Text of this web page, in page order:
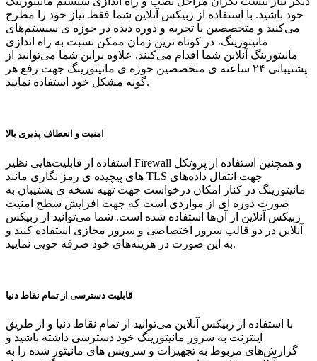
خود باشید. با استفاده از زبیکس آنلاین شما فقط نیاز خود را مطرح
می‌کنید و متخصصین با تجریه و دوره دیده در حوزه ی سیستم‌های
مانیتورینگ، در کوتاه ترین زمان ممکن نسبت به راه اندازی
مانیتورینگ آنلاین شما اقدام می‌کنند. علاوه براین شما می‌توانید از
پشتیبانی ۲۴ ساعته ی متخصصین حوزه ی مانیتورینگ جهت رفع هر
گونه مشکل خود استفاده نمایید.
امنیت و انعطاف پذیری بالا
استفاده از قابلیت‌هایی نظیر Firewall و همچنین استفاده از پروتکل
های پیچیده ی رمز نگاری مانند TLS جهت انتقال داده‌های
مانیتورینگ در کنار امکان درخواست جهت تهیه نسخه ی پشتیبان به
صورت دوره ای از مواردی است که جهت افزایش سطح امنیت
زبیکس آنلاین از آن‌ها استفاده شده است. شما می‌توانید از زبیکس
آنلاین در دو قالب سرور اختصاصی و سرور مجازی استفاده کنید و
به این صورت در هزینه‌های خود صرفه جویی نمایید.
قابلیت دسترسی از تمام نقاط دنیا
با استفاده از زبیکس آنلاین می‌توانید از تمام نقاط دنیا و از طریق
اینترنت به سرور مانیتورینگ خود دسترسی داشته باشید و
گزارش‌های مربوط به تجهیزات و سرویس های مانیتور شده را به